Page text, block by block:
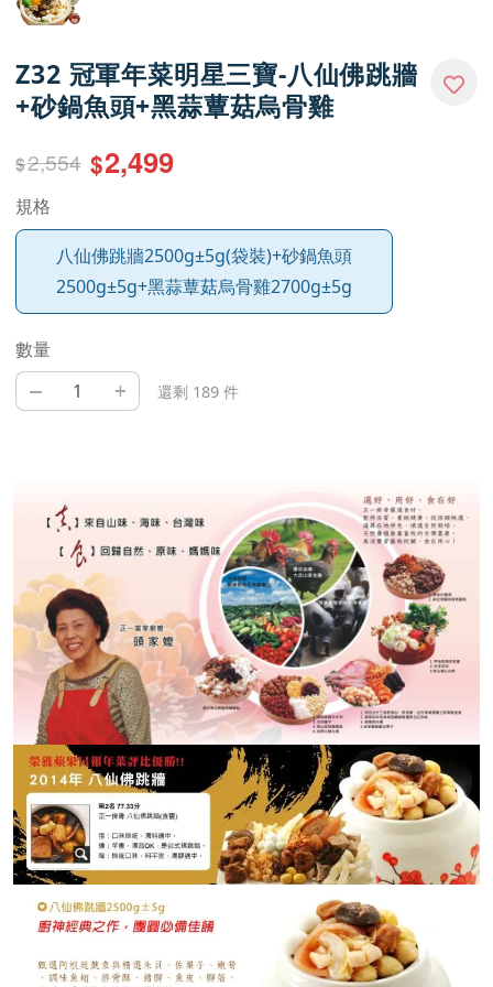
Z32 冠軍年菜明星三寶-八仙佛跳牆
+砂鍋魚頭+黑蒜蕈菇烏骨雞
$2,554 $2,499
規格
八仙佛跳牆2500g±5g(袋裝)+砂鍋魚頭
2500g±5g+黑蒜蕈菇烏骨雞2700g±5g
數量
– + 還剩 189 件